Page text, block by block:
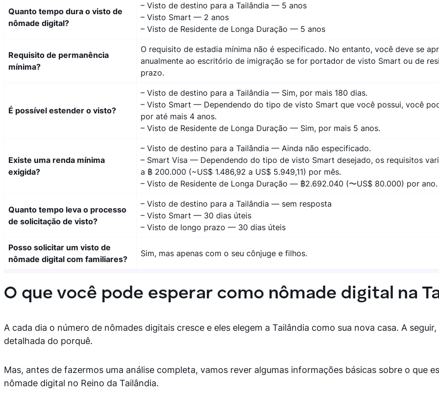
Quanto tempo dura o visto de
nômade digital?
– Visto de destino para a Tailândia — 5 anos
– Visto Smart — 2 anos
– Visto de Residente de Longa Duração — 5 anos
Requisito de permanência
mínima?
O requisito de estadia mínima não é especificado. No entanto, você deve se
anualmente ao escritório de imigração se for portador de visto Smart ou de
prazo.
É possível estender o visto?
– Visto de destino para a Tailândia — Sim, por mais 180 dias.
– Visto Smart — Dependendo do tipo de visto Smart que você possui, você
por até mais 4 anos.
– Visto de Residente de Longa Duração — Sim, por mais 5 anos.
Existe uma renda mínima
exigida?
– Visto de destino para a Tailândia — Ainda não especificado.
– Smart Visa — Dependendo do tipo de visto Smart desejado, os requisitos
a ฿ 200.000 (~US$ 1.486,92 a US$ 5.949,11) por mês.
– Visto de Residente de Longa Duração — ฿2.692.040 (〜US$ 80.000) por ano.
Quanto tempo leva o processo
de solicitação de visto?
– Visto de destino para a Tailândia — sem resposta
– Visto Smart — 30 dias úteis
– Visto de longo prazo — 30 dias úteis
Posso solicitar um visto de
nômade digital com familiares?
Sim, mas apenas com o seu cônjuge e filhos.
O que você pode esperar como nômade digital na
A cada dia o número de nômades digitais cresce e eles elegem a Tailândia como sua nova casa. A seguir,
detalhada do porquê.
Mas, antes de fazermos uma análise completa, vamos rever algumas informações básicas sobre o que
nômade digital no Reino da Tailândia.